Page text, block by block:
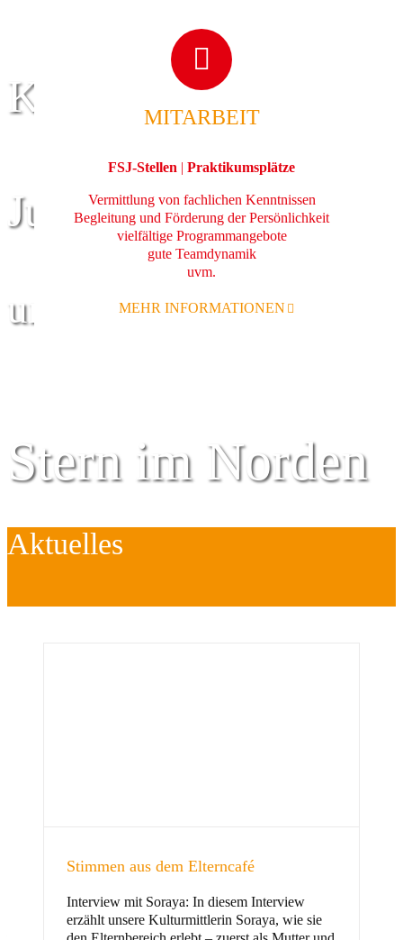
Kinder
Jugend
und Familie
Stern im Norden
Zentrum für
MITARBEIT
FSJ-Stellen | Praktikumsplätze
Vermittlung von fachlichen Kenntnissen
Begleitung und Förderung der Persönlichkeit
vielfältige Programmangebote
gute Teamdynamik
uvm.
MEHR INFORMATIONEN
Aktuelles
Stimmen aus dem Elterncafé
Interview mit Soraya: In diesem Interview
erzählt unsere Kulturmittlerin Soraya, wie sie